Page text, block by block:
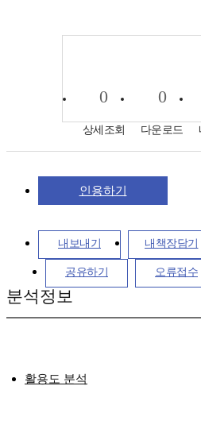
0
상세조회
0
다운로드
인용하기
내보내기 내책장담기
공유하기 오류접수
분석정보
활용도 분석